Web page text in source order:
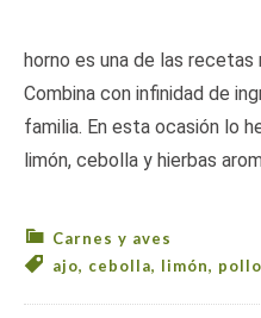
horno es una de las recetas
Combina con infinidad de
familia. En esta ocasión lo
limón, cebolla y hierbas
Carnes y aves
ajo, cebolla, limón, pollo